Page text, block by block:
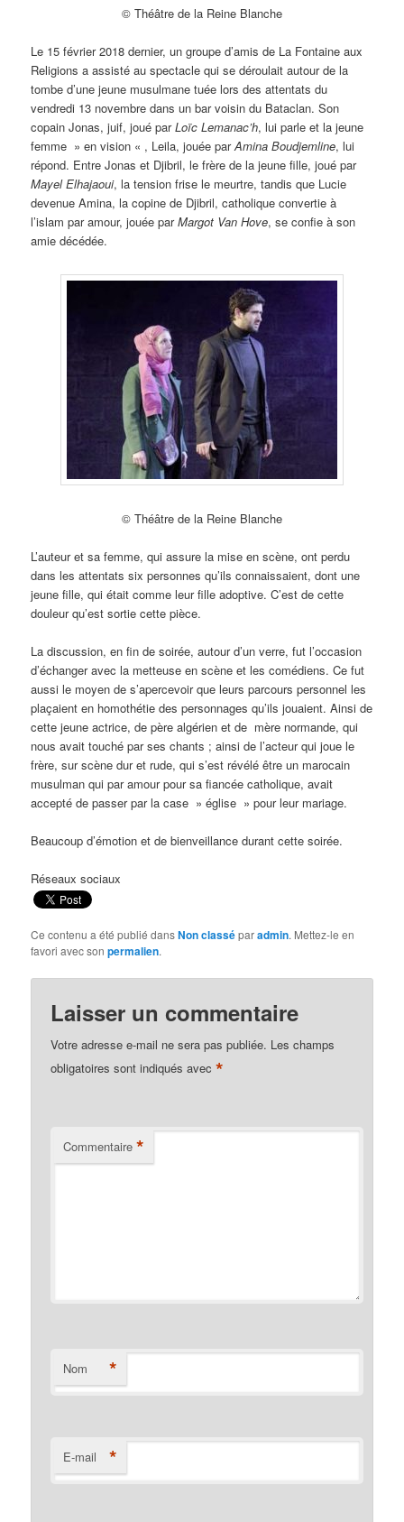
© Théâtre de la Reine Blanche
Le 15 février 2018 dernier, un groupe d’amis de La Fontaine aux
Religions a assisté au spectacle qui se déroulait autour de la
tombe d’une jeune musulmane tuée lors des attentats du
vendredi 13 novembre dans un bar voisin du Bataclan. Son
copain Jonas, juif, joué parLoïc Lemanac’h, lui parle et la jeune
femme » en vision « , Leila, jouée parAmina Boudjemline, lui
répond. Entre Jonas et Djibril, le frère de la jeune fille, joué par
Mayel Elhajaoui, la tension frise le meurtre, tandis que Lucie
devenue Amina, la copine de Djibril, catholique convertie à
l’islam par amour, jouée parMargot Van Hove, se confie à son
amie décédée.
© Théâtre de la Reine Blanche
L’auteur et sa femme, qui assure la mise en scène, ont perdu
dans les attentats six personnes qu’ils connaissaient, dont une
jeune fille, qui était comme leur fille adoptive. C’est de cette
douleur qu’est sortie cette pièce.
La discussion, en fin de soirée, autour d’un verre, fut l’occasion
d’échanger avec la metteuse en scène et les comédiens. Ce fut
aussi le moyen de s’apercevoir que leurs parcours personnel les
plaçaient en homothétie des personnages qu’ils jouaient. Ainsi de
cette jeune actrice, de père algérien et de mère normande, qui
nous avait touché par ses chants ; ainsi de l’acteur qui joue le
frère, sur scène dur et rude, qui s’est révélé être un marocain
musulman qui par amour pour sa fiancée catholique, avait
accepté de passer par la case » église » pour leur mariage.
Beaucoup d’émotion et de bienveillance durant cette soirée.
Réseaux sociaux
Ce contenu a été publié dansNon classéparadmin. Mettez-le en
favori avec sonpermalien.
Laisser un commentaire
Votre adresse e-mail ne sera pas publiée. Les champs
obligatoires sont indiqués avec*
Commentaire *
Nom *
E-mail *